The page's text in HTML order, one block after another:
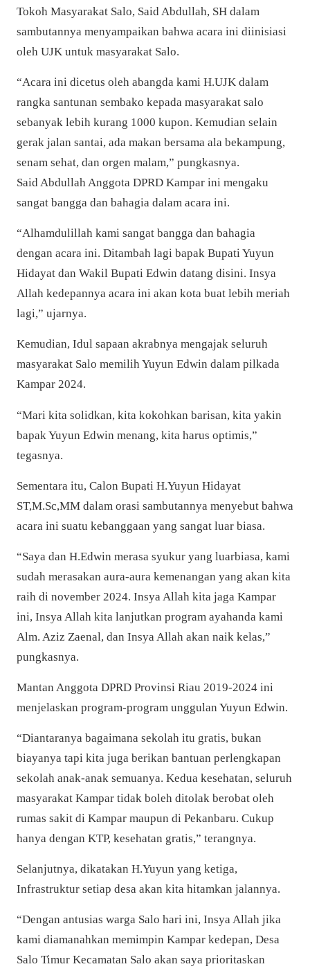
Tokoh Masyarakat Salo, Said Abdullah, SH dalam
sambutannya menyampaikan bahwa acara ini diinisiasi
oleh UJK untuk masyarakat Salo.
“Acara ini dicetus oleh abangda kami H.UJK dalam
rangka santunan sembako kepada masyarakat salo
sebanyak lebih kurang 1000 kupon. Kemudian selain
gerak jalan santai, ada makan bersama ala bekampung,
senam sehat, dan orgen malam,” pungkasnya.
Said AbdullahAnggota DPRD Kampar ini mengaku
sangat bangga dan bahagia dalam acara ini.
“Alhamdulillah kami sangat bangga dan bahagia
dengan acara ini. Ditambah lagi bapak Bupati Yuyun
Hidayat dan Wakil Bupati Edwin datang disini. Insya
Allah kedepannya acara ini akan kota buat lebih meriah
lagi,” ujarnya.
Kemudian, Idul sapaan akrabnya mengajak seluruh
masyarakat Salo memilih Yuyun Edwin dalam pilkada
Kampar 2024.
“Mari kita solidkan, kita kokohkan barisan, kita yakin
bapak Yuyun Edwin menang, kita harus optimis,”
tegasnya.
Sementara itu, Calon Bupati H.Yuyun Hidayat
ST,M.Sc,MM dalam orasi sambutannya menyebut bahwa
acara ini suatu kebanggaan yang sangat luar biasa.
“Saya dan H.Edwin merasa syukur yang luarbiasa, kami
sudah merasakan aura-aura kemenangan yang akan kita
raih di november 2024. Insya Allah kita jaga Kampar
ini, Insya Allah kita lanjutkan program ayahanda kami
Alm. Aziz Zaenal, dan Insya Allah akan naik kelas,”
pungkasnya.
Mantan Anggota DPRD Provinsi Riau 2019-2024 ini
menjelaskan program-program unggulan Yuyun Edwin.
“Diantaranya bagaimana sekolah itu gratis, bukan
biayanya tapi kita juga berikan bantuan perlengkapan
sekolah anak-anak semuanya. Kedua kesehatan, seluruh
masyarakat Kampar tidak boleh ditolak berobat oleh
rumas sakit di Kampar maupun di Pekanbaru. Cukup
hanya dengan KTP, kesehatan gratis,” terangnya.
Selanjutnya, dikatakan H.Yuyun yang ketiga,
Infrastruktur setiap desa akan kita hitamkan jalannya.
“Dengan antusias warga Salo hari ini, Insya Allah jika
kami diamanahkan memimpin Kampar kedepan, Desa
Salo Timur Kecamatan Salo akan saya prioritaskan